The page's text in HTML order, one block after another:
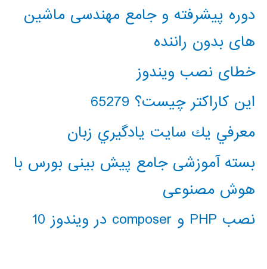
دوره پیشرفته و جامع مهندسی ماشین
های بدون راننده
خطای نصب ویندوز
این کاراکتر چیست؟ 65279
معرفي يك سايت يادگيري زبان
بسته آموزشی جامع پیش بینی بورس با
هوش مصنوعی
نصب PHP و composer در ویندوز 10